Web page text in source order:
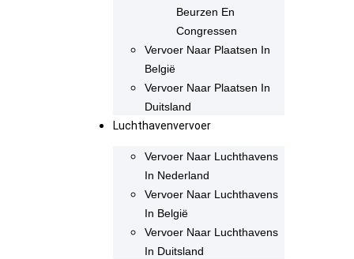
Beurzen En
Congressen
Vervoer Naar Plaatsen In
België
Vervoer Naar Plaatsen In
Duitsland
Luchthavenvervoer
Vervoer Naar Luchthavens
In Nederland
Vervoer Naar Luchthavens
In België
Vervoer Naar Luchthavens
In Duitsland